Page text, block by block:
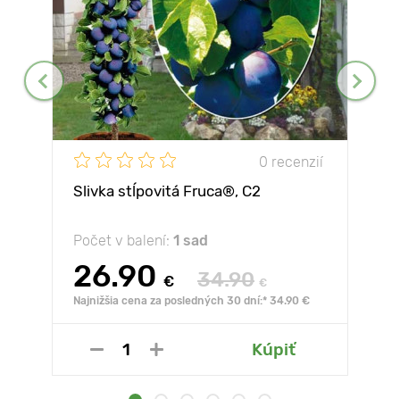
0 recenzií
Slivka stĺpovitá Fruca®, C2
Počet v balení: 1 sad
26.90 € 34.90 €
Najnižšia cena za posledných 30 dní:* 34.90 €
Kúpiť